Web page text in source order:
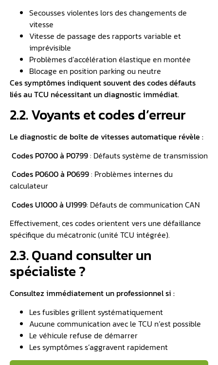
Secousses violentes lors des changements de
vitesse
Vitesse de passage des rapports variable et
imprévisible
Problèmes d’accélération élastique en montée
Blocage en position parking ou neutre
Ces symptômes indiquent souvent des codes défauts
liés au TCU nécessitant un diagnostic immédiat.
2.2. Voyants et codes d’erreur
Le diagnostic de boîte de vitesses automatique révèle :
Codes P0700 à P0799: Défauts système de transmission
Codes P0600 à P0699: Problèmes internes du
calculateur
Codes U1000 à U1999: Défauts de communication CAN
Effectivement, ces codes orientent vers une défaillance
spécifique du mécatronic (unité TCU intégrée).
2.3. Quand consulter un
spécialiste ?
Consultez immédiatement un professionnel si :
Les fusibles grillent systématiquement
Aucune communication avec le TCU n’est possible
Le véhicule refuse de démarrer
Les symptômes s’aggravent rapidement